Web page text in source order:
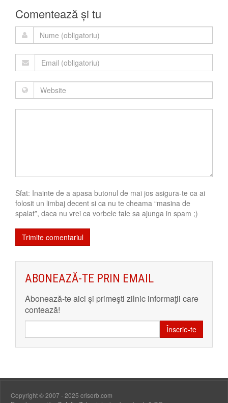
Comentează și tu
Sfat: Inainte de a apasa butonul de mai jos asigura-te ca ai
folosit un limbaj decent si ca nu te cheama “masina de
spalat”, daca nu vrei ca vorbele tale sa ajunga in spam ;)
ABONEAZĂ-TE PRIN EMAIL
Abonează-te aici și primeşti zilnic informaţii care
contează!
Înscrie-te
Copyright © 2007 - 2025 criserb.com